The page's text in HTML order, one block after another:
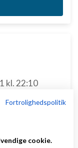
kl. 22:10
Fortrolighedspolitik
cookie.